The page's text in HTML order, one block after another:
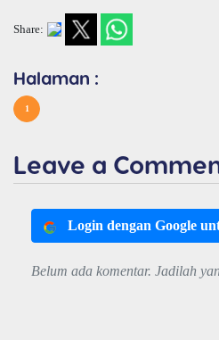
Share:
Halaman :
1
Leave a
Login dengan Google
Belum ada komentar. Jadilah